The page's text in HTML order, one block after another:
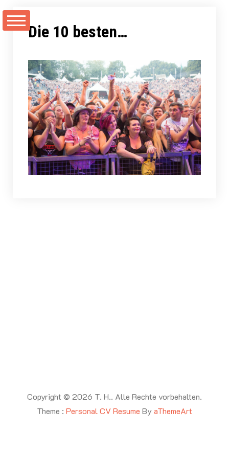
Inhalt
Die 10 besten…
Copyright © 2026 T. H.. Alle Rechte vorbehalten.
Theme : Personal CV Resume ByaThemeArt